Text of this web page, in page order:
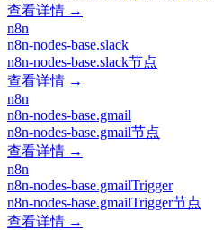
查看详情 →
n8n
n8n-nodes-base.slack
n8n-nodes-base.slack节点
查看详情 →
n8n
n8n-nodes-base.gmail
n8n-nodes-base.gmail节点
查看详情 →
n8n
n8n-nodes-base.gmailTrigger
n8n-nodes-base.gmailTrigger节点
查看详情 →